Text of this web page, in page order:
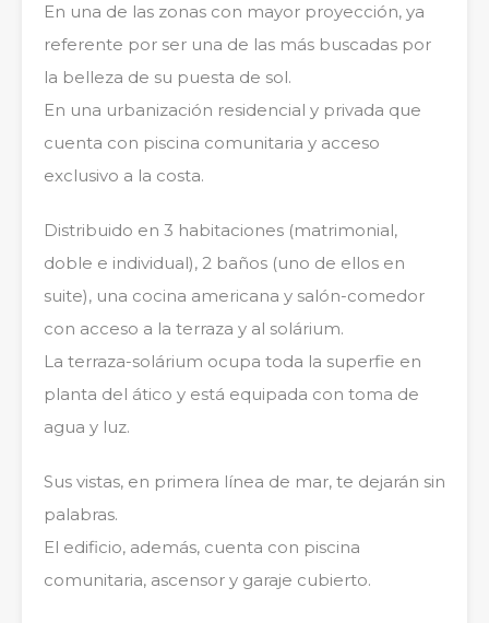
En una de las zonas con mayor proyección, ya
referente por ser una de las más buscadas por
la belleza de su puesta de sol.
En una urbanización residencial y privada que
cuenta con piscina comunitaria y acceso
exclusivo a la costa.
Distribuido en 3 habitaciones (matrimonial,
doble e individual), 2 baños (uno de ellos en
suite), una cocina americana y salón-comedor
con acceso a la terraza y al solárium.
La terraza-solárium ocupa toda la superfie en
planta del ático y está equipada con toma de
agua y luz.
Sus vistas, en primera línea de mar, te dejarán sin
palabras.
El edificio, además, cuenta con piscina
comunitaria, ascensor y garaje cubierto.